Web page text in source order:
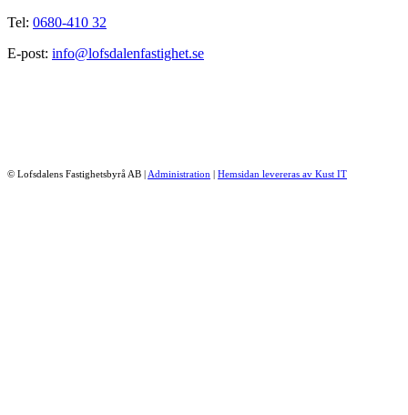
Tel: 0680-410 32
E-post: info@lofsdalenfastighet.se
© Lofsdalens Fastighetsbyrå AB | Administration | Hemsidan levereras av Kust IT